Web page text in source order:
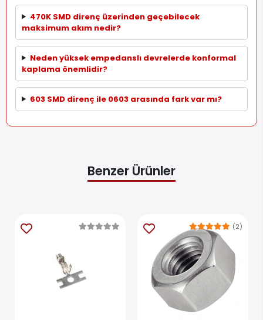
470K SMD direnç üzerinden geçebilecek
maksimum akım nedir?
Neden yüksek empedanslı devrelerde konformal
kaplama önemlidir?
603 SMD direnç ile 0603 arasında fark var mı?
Benzer Ürünler
(2)